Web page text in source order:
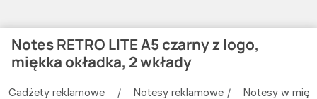
Notes RETRO LITE A5 czarny z logo,
miękka okładka, 2 wkłady
Gadżety reklamowe Notesy reklamowe Notesy w